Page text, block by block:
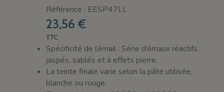
Référence : EESP47LL
23,56 €
TTC
Spécificité de l’émail : Série d’émaux réactifs,
jaspés, sablés et à effets pierre.
La teinte finale varie selon la pâte utilisée,
blanche ou rouge.